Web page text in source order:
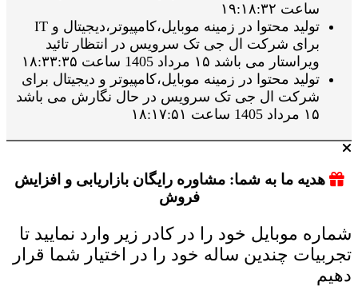
ساعت ۱۹:۱۸:۳۲
تولید محتوا در زمینه موبایل،کامپیوتر،دیجیتال و IT
برای شرکت ال جی تک سرویس در انتظار تائید
ویراستار می باشد ۱۵ مرداد 1405 ساعت ۱۸:۳۳:۳۵
تولید محتوا در زمینه موبایل،کامپیوتر و دیجیتال برای
شرکت ال جی تک سرویس در حال نگارش می باشد
۱۵ مرداد 1405 ساعت ۱۸:۱۷:۵۱
هدیه ما به شما: مشاوره رایگان بازاریابی و افزایش
فروش
شماره موبایل خود را در کادر زیر وارد نمایید تا
تجربیات چندین ساله خود را در اختیار شما قرار
دهیم